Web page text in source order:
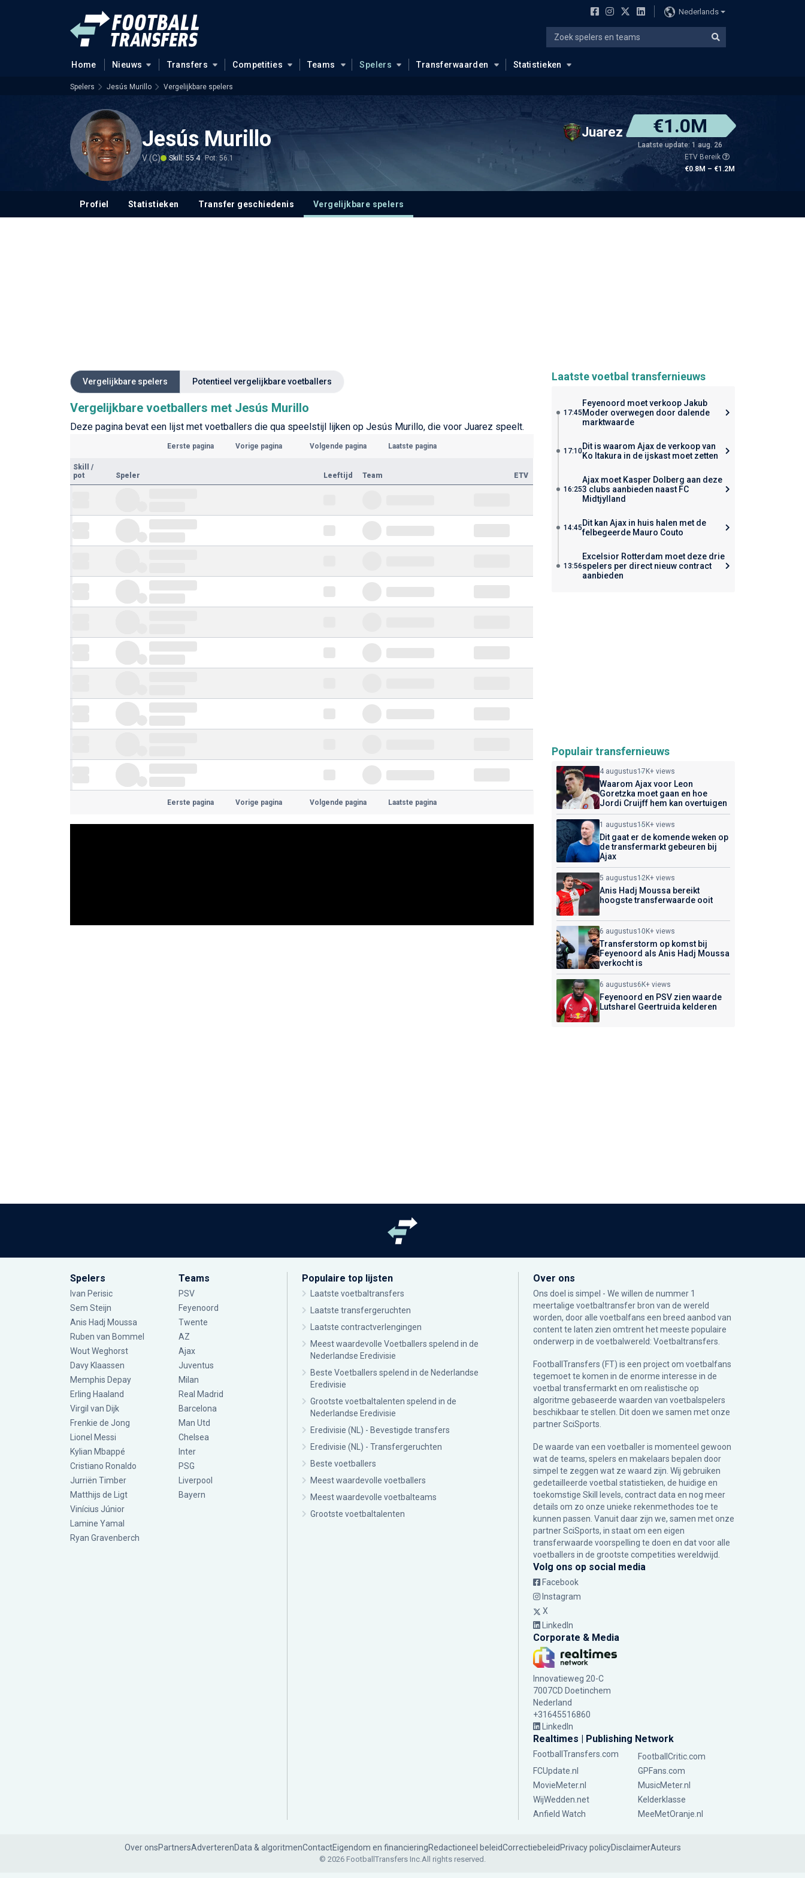
Nederlands
Home Nieuws Transfers Competities Teams Spelers Transferwaarden Statistieken
Spelers Jesús Murillo Vergelijkbare spelers
Jesús Murillo
V (C) Skill: 55.4 Pot: 56.1
Juarez €1.0M
Laatste update: 1 aug. 26
ETV Bereik
€0.8M – €1.2M
Profiel Statistieken Transfer geschiedenis Vergelijkbare spelers
Vergelijkbare spelers Potentieel vergelijkbare voetballers
Vergelijkbare voetballers met Jesús Murillo
Deze pagina bevat een lijst met voetballers die qua speelstijl lijken op Jesús Murillo, die voor Juarez speelt.
Eerste pagina Vorige pagina Volgende pagina Laatste pagina
Skill
/
pot
Speler Leeftijd Team ETV
Eerste pagina Vorige pagina Volgende pagina Laatste pagina
Laatste voetbal transfernieuws
17:45
Feyenoord moet verkoop Jakub
Moder overwegen door dalende
marktwaarde
17:10Dit is waarom Ajax de verkoop van
Ko Itakura in de ijskast moet zetten
16:25
Ajax moet Kasper Dolberg aan deze
3 clubs aanbieden naast FC
Midtjylland
14:45 Dit kan Ajax in huis halen met de
felbegeerde Mauro Couto
13:56
Excelsior Rotterdam moet deze drie
spelers per direct nieuw contract
aanbieden
Populair transfernieuws
4 augustus17K+ views
Waarom Ajax voor Leon
Goretzka moet gaan en hoe
Jordi Cruijff hem kan overtuigen
1 augustus15K+ views
Dit gaat er de komende weken op
de transfermarkt gebeuren bij
Ajax
5 augustus12K+ views
Anis Hadj Moussa bereikt
hoogste transferwaarde ooit
6 augustus10K+ views
Transferstorm op komst bij
Feyenoord als Anis Hadj Moussa
verkocht is
6 augustus6K+ views
Feyenoord en PSV zien waarde
Lutsharel Geertruida kelderen
Spelers
Ivan Perisic
Sem Steijn
Anis Hadj Moussa
Ruben van Bommel
Wout Weghorst
Davy Klaassen
Memphis Depay
Erling Haaland
Virgil van Dijk
Frenkie de Jong
Lionel Messi
Kylian Mbappé
Cristiano Ronaldo
Jurriën Timber
Matthijs de Ligt
Vinícius Júnior
Lamine Yamal
Ryan Gravenberch
Teams
PSV
Feyenoord
Twente
AZ
Ajax
Juventus
Milan
Real Madrid
Barcelona
Man Utd
Chelsea
Inter
PSG
Liverpool
Bayern
Populaire top lijsten
Laatste voetbaltransfers
Laatste transfergeruchten
Laatste contractverlengingen
Meest waardevolle Voetballers spelend in de
Nederlandse Eredivisie
Beste Voetballers spelend in de Nederlandse
Eredivisie
Grootste voetbaltalenten spelend in de
Nederlandse Eredivisie
Eredivisie (NL) - Bevestigde transfers
Eredivisie (NL) - Transfergeruchten
Beste voetballers
Meest waardevolle voetballers
Meest waardevolle voetbalteams
Grootste voetbaltalenten
Over ons
Ons doel is simpel - We willen de nummer 1
meertalige voetbaltransfer bron van de wereld
worden, door alle voetbalfans een breed aanbod van
content te laten zien omtrent het meeste populaire
onderwerp in de voetbalwereld: Voetbaltransfers.
FootballTransfers (FT) is een project om voetbalfans
tegemoet te komen in de enorme interesse in de
voetbal transfermarkt en om realistische op
algoritme gebaseerde waarden van voetbalspelers
beschikbaar te stellen. Dit doen we samen met onze
partnerSciSports
De waarde van een voetballer is momenteel gewoon
wat de teams, spelers en makelaars bepalen door
simpel te zeggen wat ze waard zijn. Wij gebruiken
gedetailleerde voetbal statistieken, de huidige en
toekomstige Skill levels, contract data en nog meer
details om zo onze unieke rekenmethodes toe te
kunnen passen. Vanuit daar zijn we, samen met onze
partner SciSports, in staat om een eigen
transferwaarde voorspelling te doen en dat voor alle
voetballers in de grootste competities wereldwijd.
Volg ons op social media
Facebook
Instagram
X
LinkedIn
Corporate & Media
Innovatieweg 20-C
7007CD Doetinchem
Nederland
+31645516860
LinkedIn
Realtimes | Publishing Network
FootballTransfers.com
FootballCritic.com
FCUpdate.nl
GPFans.com
MovieMeter.nl
MusicMeter.nl
WijWedden.net
Kelderklasse
Anfield Watch
MeeMetOranje.nl
Over onsPartnersAdverterenData & algoritmenContactEigendom en financieringRedactioneel beleidCorrectiebeleid Privacy policyDisclaimerAuteurs
© 2026 FootballTransfers Inc.All rights reserved.